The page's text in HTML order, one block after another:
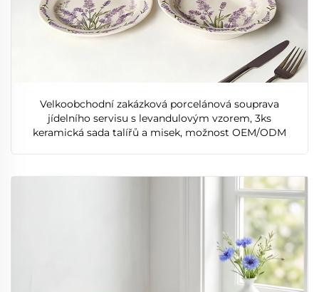
Velkoobchodní zakázková porcelánová souprava
jídelního servisu s levandulovým vzorem, 3ks
keramická sada talířů a misek, možnost OEM/ODM